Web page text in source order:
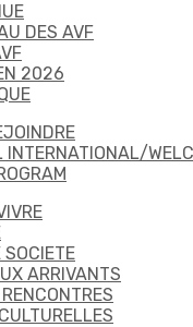
DES AVF
2026
INTERNATIONAL/
ARRIVANTS